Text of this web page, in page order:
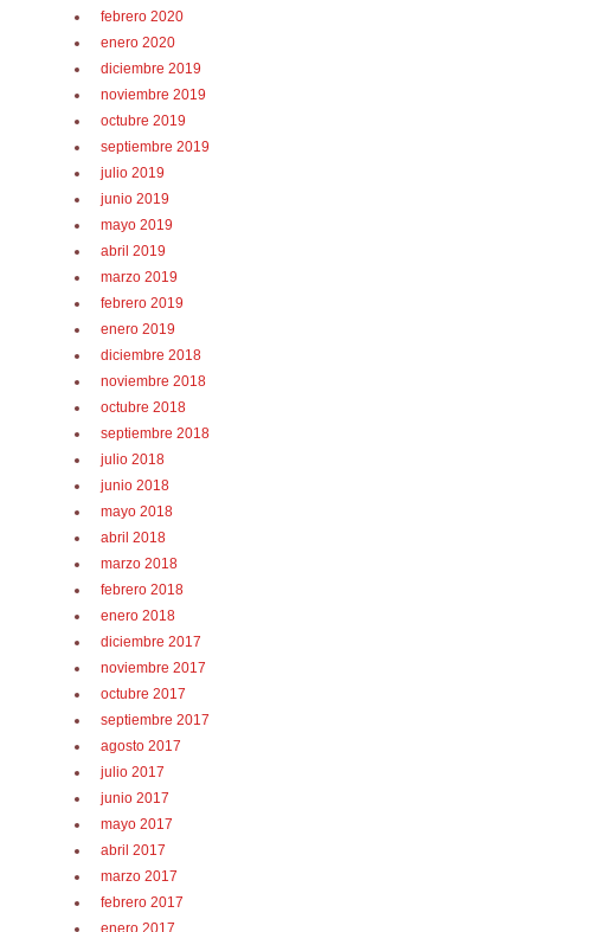
febrero 2020
enero 2020
diciembre 2019
noviembre 2019
octubre 2019
septiembre 2019
julio 2019
junio 2019
mayo 2019
abril 2019
marzo 2019
febrero 2019
enero 2019
diciembre 2018
noviembre 2018
octubre 2018
septiembre 2018
julio 2018
junio 2018
mayo 2018
abril 2018
marzo 2018
febrero 2018
enero 2018
diciembre 2017
noviembre 2017
octubre 2017
septiembre 2017
agosto 2017
julio 2017
junio 2017
mayo 2017
abril 2017
marzo 2017
febrero 2017
enero 2017